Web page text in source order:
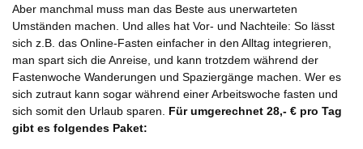
Aber manchmal muss man das Beste aus unerwarteten
Umständen machen. Und alles hat Vor- und Nachteile: So lässt
sich z.B. das Online-Fasten einfacher in den Alltag integrieren,
man spart sich die Anreise, und kann trotzdem während der
Fastenwoche Wanderungen und Spaziergänge machen. Wer es
sich zutraut kann sogar während einer Arbeitswoche fasten und
sich somit den Urlaub sparen. Für umgerechnet 28,- € pro Tag
gibt es folgendes Paket: